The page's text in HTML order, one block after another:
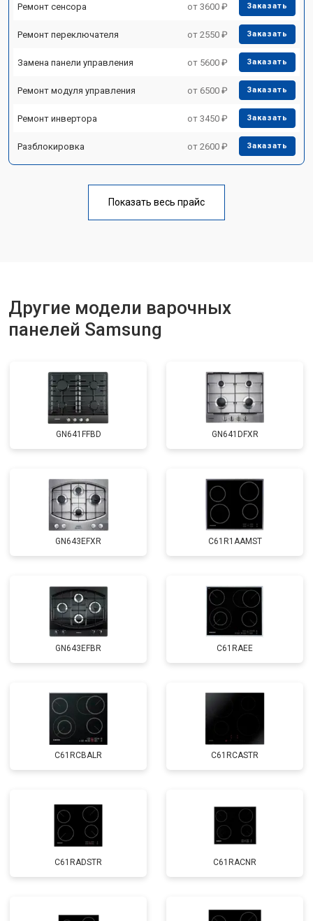
Ремонт сенсора от 3600 ₽ Заказать
Ремонт переключателя от 2550 ₽ Заказать
Замена панели управления от 5600 ₽ Заказать
Ремонт модуля управления от 6500 ₽ Заказать
Ремонт инвертора от 3450 ₽ Заказать
Разблокировка от 2600 ₽ Заказать
Показать весь прайс
Другие модели варочных
панелей Samsung
GN641FFBD GN641DFXR
GN643EFXR C61R1AAMST
GN643EFBR C61RAEE
C61RCBALR C61RCASTR
C61RADSTR C61RACNR